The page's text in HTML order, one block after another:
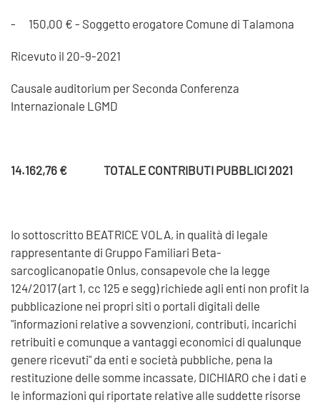
- 150,00 € - Soggetto erogatore Comune di Talamona
Ricevuto il 20-9-2021
Causale auditorium per Seconda Conferenza
Internazionale LGMD
14.162,76 € TOTALE CONTRIBUTI PUBBLICI 2021
Io sottoscritto BEATRICE VOLA, in qualità di legale
rappresentante di Gruppo Familiari Beta-
sarcoglicanopatie Onlus, consapevole che la legge
124/2017 (art 1, cc 125 e segg) richiede agli enti non profit la
pubblicazione nei propri siti o portali digitali delle
"informazioni relative a sovvenzioni, contributi, incarichi
retribuiti e comunque a vantaggi economici di qualunque
genere ricevuti" da enti e società pubbliche, pena la
restituzione delle somme incassate, DICHIARO che i dati e
le informazioni qui riportate relative alle suddette risorse